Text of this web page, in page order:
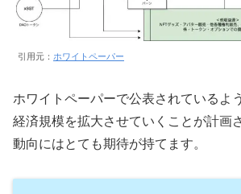
引用元： ホワイトペーパー
ホワイトペーパーで公表されているよ
経済規模を拡大させていくことが計画
動向にはとても期待が持てます。